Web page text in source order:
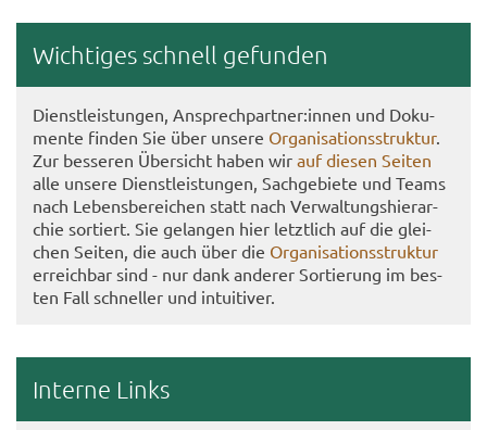
Wich­ti­ges schnell ge­fun­den
Dienst­leis­tun­gen, An­sprech­part­ner:innen und Do­ku­
men­te fin­den Sie über un­se­re Or­ga­ni­sa­ti­ons­struk­tur.
Zur bes­se­ren Über­sicht haben wir auf die­sen Sei­ten
alle un­se­re Dienst­leis­tun­gen, Sach­ge­bie­te und Teams
nach Le­bens­be­rei­chen statt nach Ver­wal­tungs­hier­ar­
chie sor­tiert. Sie ge­lan­gen hier letzt­lich auf die glei­
chen Sei­ten, die auch über die Or­ga­ni­sa­ti­ons­struk­tur
er­reich­bar sind - nur dank an­de­rer Sor­tie­rung im bes­
ten Fall schnel­ler und in­tui­ti­ver.
In­ter­ne Links